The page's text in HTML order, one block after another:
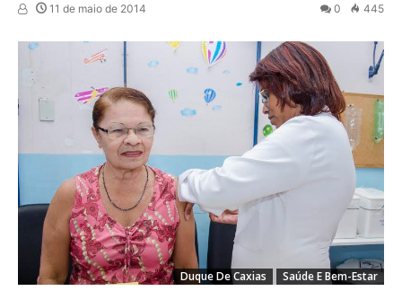
11 de maio de 2014 0 445
Duque De Caxias Saúde E Bem-Estar